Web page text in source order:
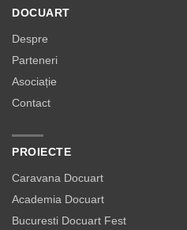
DOCUART
Despre
Parteneri
Asociație
Contact
PROIECTE
Caravana Docuart
Academia Docuart
Bucuresti Docuart Fest